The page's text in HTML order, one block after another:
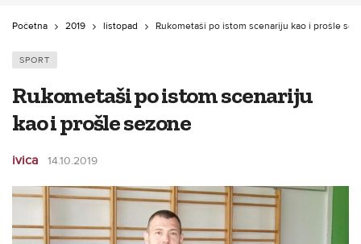
Početna 2019 listopad Rukometaši po istom scenariju kao i prošle
SPORT
Rukometaši po istom scenariju
kao i prošle sezone
ivica 14.10.2019